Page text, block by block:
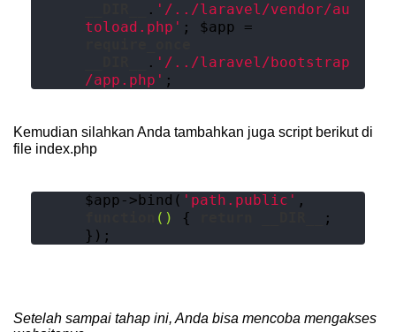
. '/../laravel/vendor/au
toload.php'
. '/../laravel/bootstrap
/app.php' ;
Kemudian silahkan Anda tambahkan juga script berikut di
file index.php
$app->bind( 'path.public'
() {
;
});
Setelah sampai tahap ini, Anda bisa mencoba mengakses